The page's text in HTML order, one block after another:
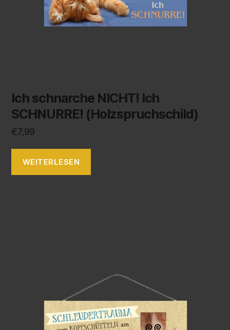
Ich schnarche NICHT! Ich
SCHNURRE! (Holzspruchschild)
€7,99
WEITERLESEN